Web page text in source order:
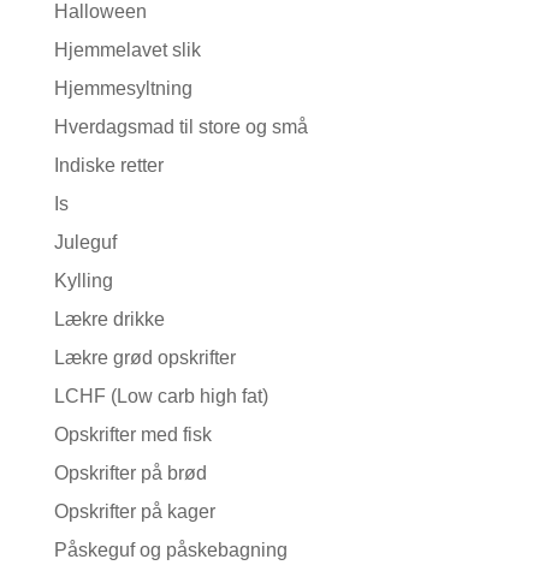
Halloween
Hjemmelavet slik
Hjemmesyltning
Hverdagsmad til store og små
Indiske retter
Is
Juleguf
Kylling
Lækre drikke
Lækre grød opskrifter
LCHF (Low carb high fat)
Opskrifter med fisk
Opskrifter på brød
Opskrifter på kager
Påskeguf og påskebagning